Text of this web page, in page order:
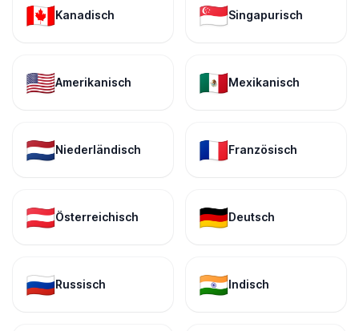
🇨🇦Kanadisch 🇸🇬Singapurisch
🇺🇸Amerikanisch 🇲🇽Mexikanisch
🇳🇱Niederländisch 🇫🇷Französisch
🇦🇹Österreichisch 🇩🇪Deutsch
🇷🇺Russisch 🇮🇳Indisch